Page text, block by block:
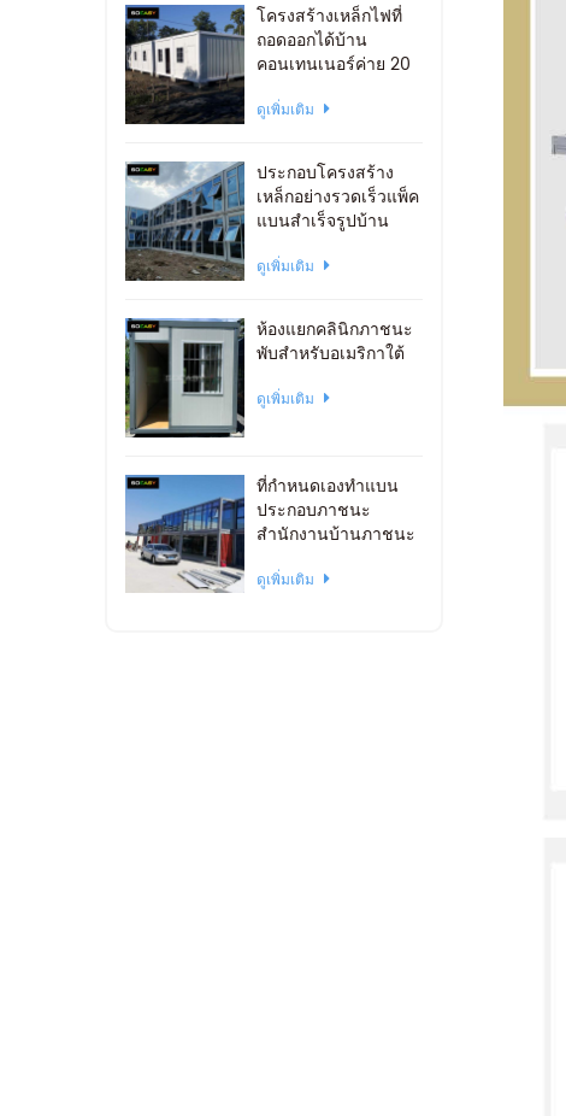
โครงสร้างเหล็กไฟที่
ถอดออกได้บ้าน
คอนเทนเนอร์ค่าย 20
ดูเพิ่มเติม
ประกอบโครงสร้าง
เหล็กอย่างรวดเร็วแพ็ค
แบนสำเร็จรูปบ้าน
ดูเพิ่มเติม
ห้องแยกคลินิกภาชนะ
พับสำหรับอเมริกาใต้
ดูเพิ่มเติม
ที่กำหนดเองทำแบน
ประกอบภาชนะ
สำนักงานบ้านภาชนะ
ดูเพิ่มเติม